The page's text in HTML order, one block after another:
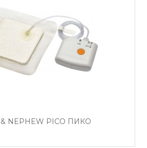
& NEPHEW PICO ПИКО